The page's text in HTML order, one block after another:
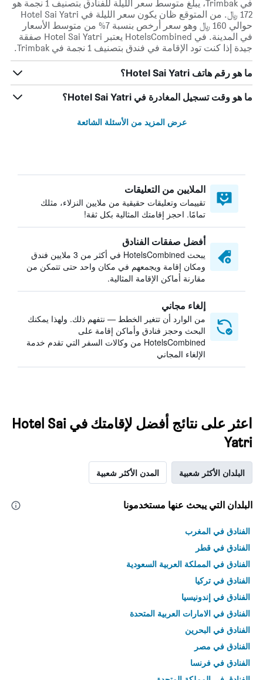
في Trimbak، يبلغ متوسط ​​سعر الليلة للفنادق بتصنيف 1 نجمة هو
172 ﷼. من المتوقع ظان يكون سعر الليلة في Hotel Sai Yatri
حوالي 160 ﷼ وهو سعر أرخص بنسبة 7% من متوسط الأسعار
في المدينة. في HotelsCombined يعتبر Hotel Sai Yatri صفقة
جيدة إذا كنت تود الإقامة في فندق بتصنيف 1 نجمة في Trimbak.
ما هو رقم هاتف Hotel Sai Yatri؟
ما هو وقت تسجيل المغادرة في Hotel Sai Yatri؟
عرض المزيد من الأسئلة الشائعة
الملايين من التعليقات
تقييمات وتعليقات حقيقية من ملايين النزلاء، مثلك
تمامًا. احجز إقامتك المثالية بكل ثقة!
أفضل صفقات الفنادق
يبحث HotelsCombined في أكثر من 3 ملايين فندق
ومكان إقامة ويجمعهم في مكان واحد حتى تتمكن من
مقارنة أماكن الإقامة المثالية.
إلغاء مجاني
من الوارد أن تتغير الخطط — نتفهم ذلك. ولهذا يمكنك
البحث وحجز فنادق وأماكن إقامة على
HotelsCombined من وكالات السفر التي تقدم خدمة
الإلغاء المجاني
اعثر على نتائج أفضل لإقامتك في Hotel Sai
Yatri
البلدان الأكثر شعبية المدن الأكثر شعبية
البلدان التي يبحث عنها مستخدمونا
الفنادق في المغرب
الفنادق في قطر
الفنادق في المملكة العربية السعودية
الفنادق في تركيا
الفنادق في إندونيسيا
الفنادق في الامارات العربية المتحدة
الفنادق في البحرين
الفنادق في مصر
الفنادق في فرنسا